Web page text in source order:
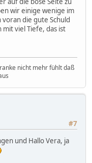
wir einige wenige im
die gute Schuld
mit viel Tiefe, das ist
nicht mehr fühlt daß
#7
und Hallo Vera, ja